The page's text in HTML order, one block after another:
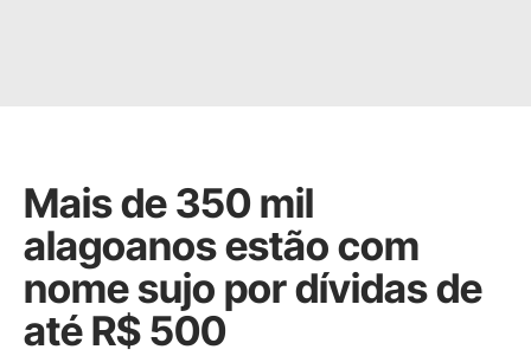
Mais de 350 mil
alagoanos estão com
nome sujo por dívidas de
até R$ 500